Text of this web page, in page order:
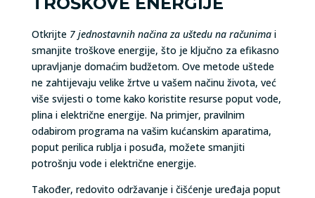
Otkrijte 7 jednostavnih načina za uštedu na računimai
smanjite troškove energije, što je ključno za efikasno
upravljanje domaćim budžetom. Ove metode uštede
ne zahtijevaju velike žrtve u vašem načinu života, već
više svijesti o tome kako koristite resurse poput vode,
plina i električne energije. Na primjer, pravilnim
odabirom programa na vašim kućanskim aparatima,
poput perilica rublja i posuđa, možete smanjiti
potrošnju vode i električne energije.
Također, redovito održavanje i čišćenje uređaja poput